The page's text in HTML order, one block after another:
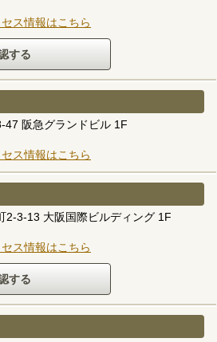
ス情報はこちら
47 阪急グランドビル 1F
ス情報はこちら
2-3-13 大阪国際ビルディング 1F
ス情報はこちら